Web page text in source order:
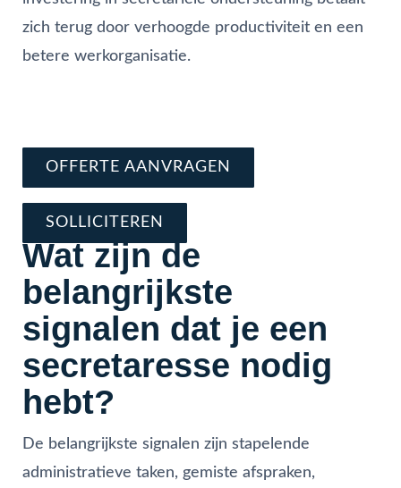
zich terug door verhoogde productiviteit en een
betere werkorganisatie.
OFFERTE AANVRAGEN
SOLLICITEREN
Wat zijn de
belangrijkste
signalen dat je een
secretaresse nodig
hebt?
De belangrijkste signalen zijn stapelende
administratieve taken, gemiste afspraken,